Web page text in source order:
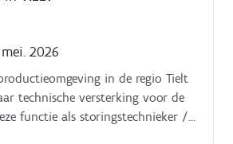
2026
in de regio Tielt
technische versterking voor de
functie als storingstechnieker /